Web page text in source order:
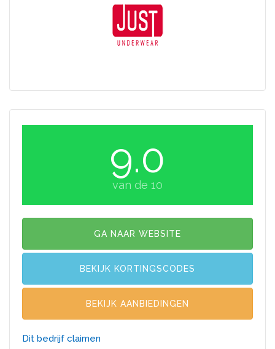
9.0
van de 10
GA NAAR WEBSITE
BEKIJK KORTINGSCODES
BEKIJK AANBIEDINGEN
Dit bedrijf claimen